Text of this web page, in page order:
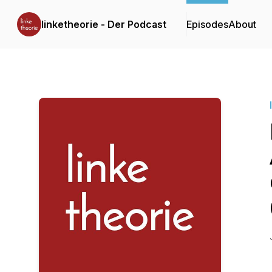
linketheorie - Der Podcast EpisodesAbout